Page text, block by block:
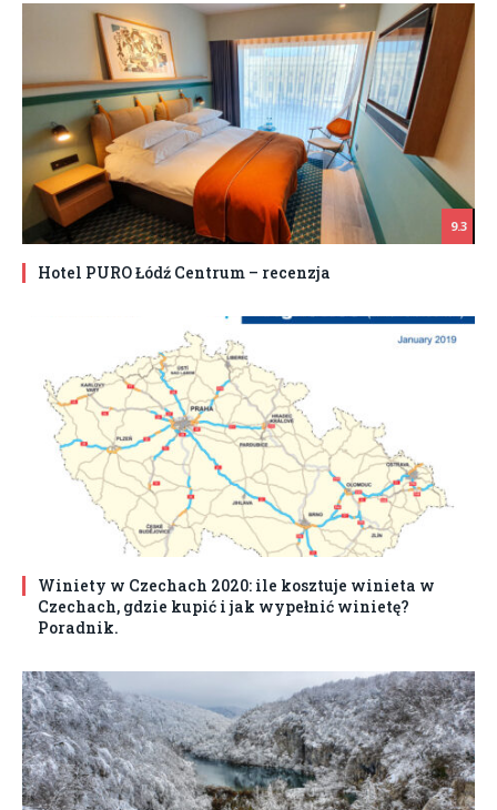
9.3
Hotel PURO Łódź Centrum – recenzja
Winiety w Czechach 2020: ile kosztuje winieta w
Czechach, gdzie kupić i jak wypełnić winietę?
Poradnik.